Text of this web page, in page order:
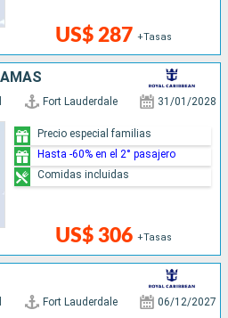
US$ 287 +Tasas
Fort Lauderdale 31/01/2028
US$ 306 +Tasas
Precio especial familias
Hasta -60% en el 2° pasajero
Comidas incluidas
Fort Lauderdale 06/12/2027